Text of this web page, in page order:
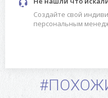
Создайте свой
персональным